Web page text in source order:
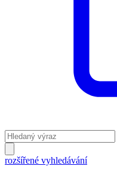
rozšířené vyhledávání